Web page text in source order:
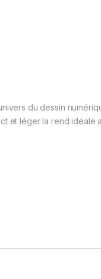
du dessin
et léger la rend idéale